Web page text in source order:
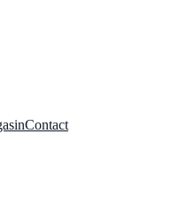
Contact